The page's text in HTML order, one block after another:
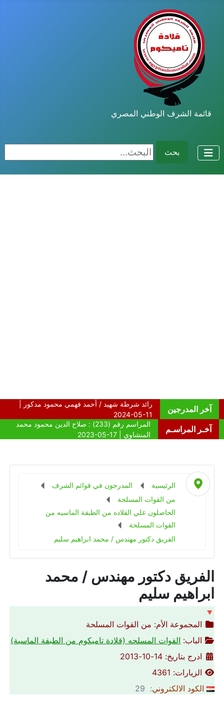
قائمة الشرف الوطني المصري
بحث البحث...
آخر المدرجين
آخـر المراسـم
الرئيسية
المدرجون في قوائم الشرف
من القوات المسلحة
الحاصلون علي القلاده من الطبقة الماسيه من
القوات المسلحة
الفريق دكتور مهندس / محمد ابراهيم سليم
الفريق دكتور مهندس / محمد
ابراهيم سليم
🔻
المجموعة الأم: من القوات المسلحة
الباب: القوات المسلحه (قلادة تاميكوم من الطبقة الماسية)
ادرج بتاريخ: 14-10-2013
الزيارات: 4361
الكود الالكتروني: 29